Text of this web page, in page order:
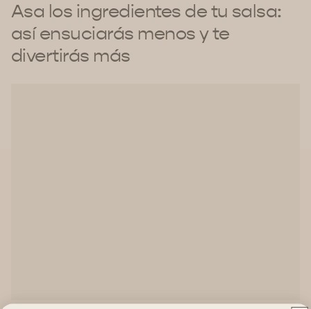
Asa los ingredientes de tu salsa:
así ensuciarás menos y te
divertirás más